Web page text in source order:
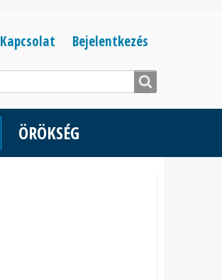
Bejelentkezés
menüje
Bejelentkezés
Kapcsolat
ÖRÖKSÉG